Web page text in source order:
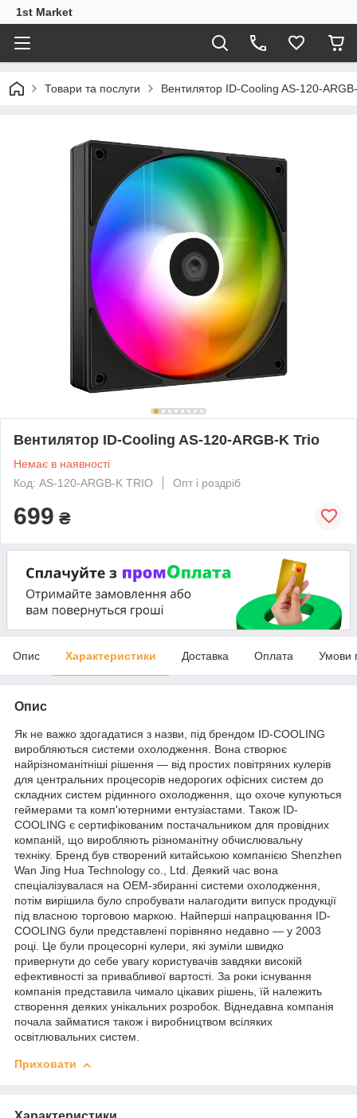
1st Market
Товари та послуги Вентилятор ID-Cooling AS-120-
Вентилятор ID-Cooling AS-120-ARGB-K Trio
Немає в наявності
Код: AS-120-ARGB-K TRIO
Опт і роздріб
699 ₴
Опис Характеристики Доставка Оплата Умови
Опис
Як не важко здогадатися з назви, під брендом ID-COOLING
виробляються системи охолодження. Вона створює
найрізноманітніші рішення — від простих повітряних кулерів
для центральних процесорів недорогих офісних систем до
складних систем рідинного охолодження, що охоче купуються
геймерами та комп'ютерними ентузіастами. Також ID-
COOLING є сертифікованим постачальником для провідних
компаній, що виробляють різноманітну обчислювальну
техніку. Бренд був створений китайською компанією Shenzhen
Wan Jing Hua Technology co., Ltd. Деякий час вона
спеціалізувалася на OEM-збиранні системи охолодження,
потім вирішила було спробувати налагодити випуск продукції
під власною торговою маркою. Найперші напрацювання ID-
COOLING були представлені порівняно недавно — у 2003
році. Це були процесорні кулери, які зуміли швидко
привернути до себе увагу користувачів завдяки високій
ефективності за привабливої вартості. За роки існування
компанія представила чимало цікавих рішень, їй належить
створення деяких унікальних розробок. Віднедавна компанія
почала займатися також і виробництвом всіляких
освітлювальних систем.
Приховати